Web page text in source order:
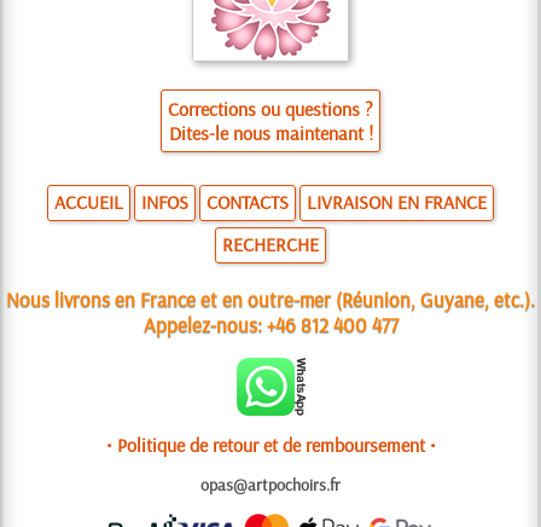
Corrections ou questions ?
Dites-le nous maintenant !
ACCUEIL INFOS CONTACTS
LIVRAISON EN FRANCE
RECHERCHE
Nous livrons en France et en outre-mer (Réunion, Guyane, etc.).
Appelez-nous:+46 812 400 477
• Politique de retour et de remboursement •
opas@artpochoirs.fr